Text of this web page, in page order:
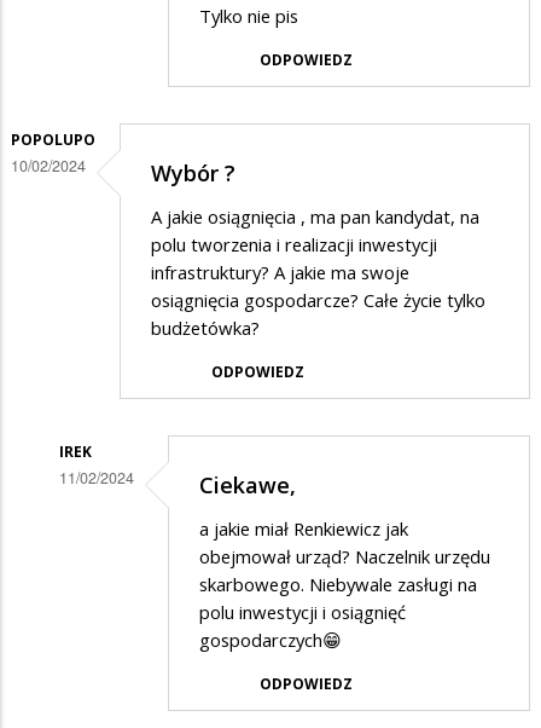
odpowiedzi
na
Pomyślcie
Tylko nie pis
ODPOWIEDZ
POPOLUPO
10/02/2024 Wybór ?
A jakie osiągnięcia , ma pan kandydat, na
polu tworzenia i realizacji inwestycji
infrastruktury? A jakie ma swoje
osiągnięcia gospodarcze? Całe życie tylko
budżetówka?
ODPOWIEDZ
IREK
11/02/2024 Ciekawe,
a jakie miał Renkiewicz jak
obejmował urząd? Naczelnik urzędu
skarbowego. Niebywale zasługi na
polu inwestycji i osiągnięć
gospodarczych😁
ODPOWIEDZ